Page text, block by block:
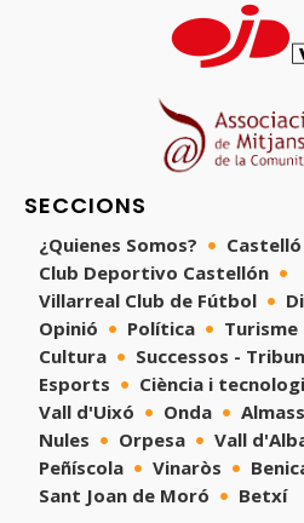
SECCIONS
¿Quienes Somos? Castelló
Club Deportivo Castellón
Villarreal Club de Fútbol
Opinió
Política Turisme
Cultura
Successos -
Esports
Ciència i
Vall d'Uixó
Onda
Nules
Orpesa Vall
Peñíscola
Vinaròs
Sant Joan de Moró
Betxí